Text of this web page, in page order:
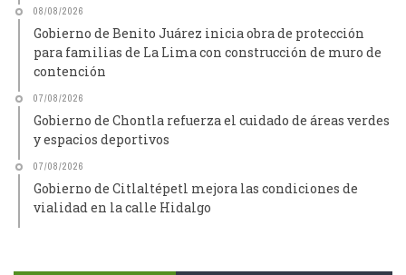
08/08/2026
Gobierno de Benito Juárez inicia obra de protección
para familias de La Lima con construcción de muro de
contención
07/08/2026
Gobierno de Chontla refuerza el cuidado de áreas verdes
y espacios deportivos
07/08/2026
Gobierno de Citlaltépetl mejora las condiciones de
vialidad en la calle Hidalgo